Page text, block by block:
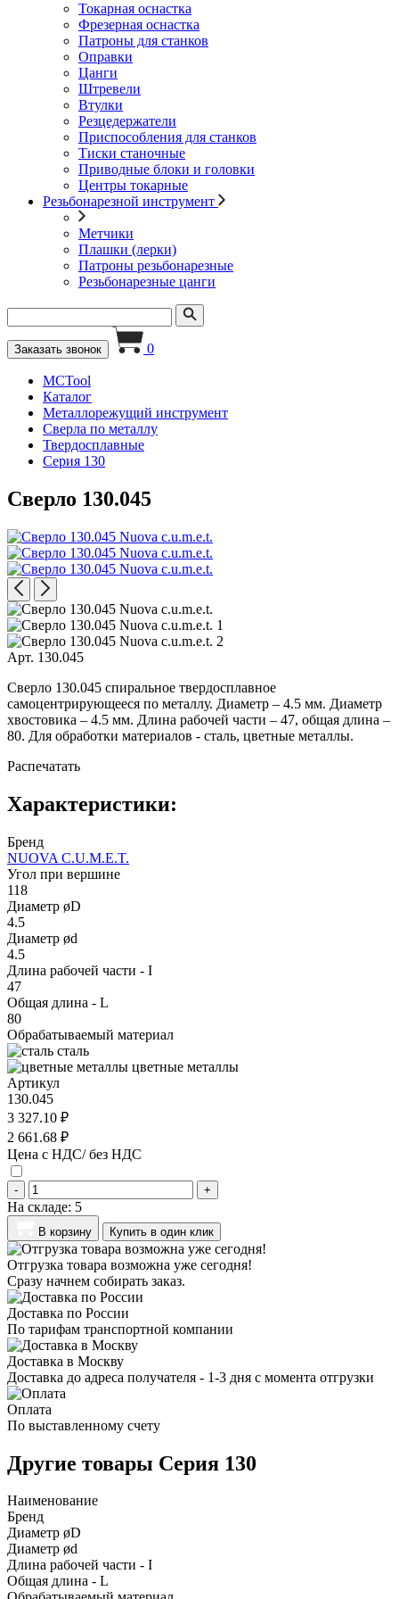
Токарная оснастка
Фрезерная оснастка
Патроны для станков
Оправки
Цанги
Штревели
Втулки
Резцедержатели
Приспособления для станков
Тиски станочные
Приводные блоки и головки
Центры токарные
Резьбонарезной инструмент
Метчики
Плашки (лерки)
Патроны резьбонарезные
Резьбонарезные цанги
Заказать звонок 0
MCTool
Каталог
Металлорежущий инструмент
Сверла по металлу
Твердосплавные
Серия 130
Сверло 130.045
Арт. 130.045
Сверло 130.045 спиральное твердосплавное
самоцентрирующееся по металлу. Диаметр – 4.5 мм. Диаметр
хвостовика – 4.5 мм. Длина рабочей части – 47, общая длина –
80. Для обработки материалов - сталь, цветные металлы.
Распечатать
Характеристики:
Бренд
NUOVA C.U.M.E.T.
Угол при вершине
118
Диаметр øD
4.5
Диаметр ød
4.5
Длина рабочей части - I
47
Общая длина - L
80
Обрабатываемый материал
сталь
цветные металлы
Артикул
130.045
3 327.10 ₽
2 661.68 ₽
Цена с НДС/ без НДС
- +
На складе: 5
В корзину Купить в один клик
Отгрузка товара возможна уже сегодня!
Сразу начнем собирать заказ.
Доставка по России
По тарифам транспортной компании
Доставка в Москву
Доставка до адреса получателя - 1-3 дня с момента отгрузки
Оплата
По выставленному счету
Другие товары Серия 130
Наименование
Бренд
Диаметр øD
Диаметр ød
Длина рабочей части - I
Общая длина - L